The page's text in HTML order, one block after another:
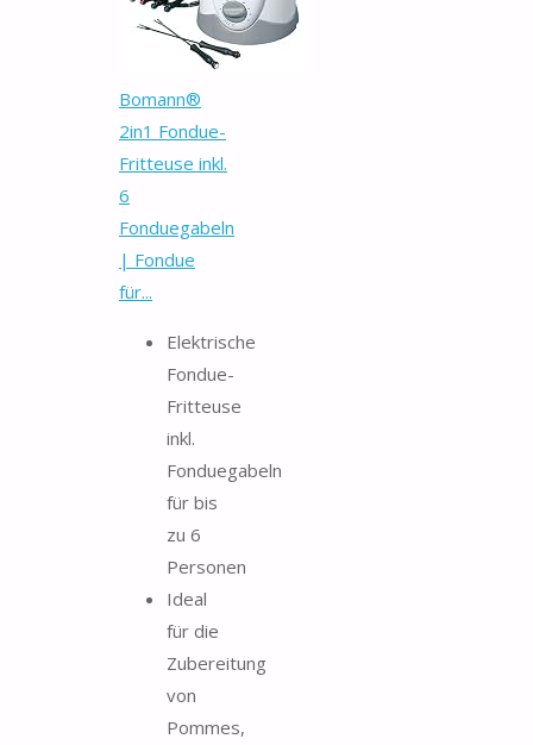
Bomann®
2in1 Fondue-
Fritteuse inkl.
6
Fonduegabeln
| Fondue
für...
Elektrische
Fondue-
Fritteuse
inkl.
Fonduegabeln
für bis
zu 6
Personen
Ideal
für die
Zubereitung
von
Pommes,